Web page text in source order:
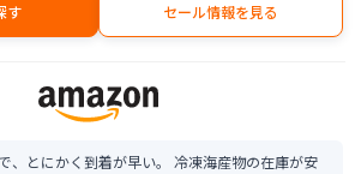
す セール情報を見る
、とにかく到着が早い。 冷凍海産物の在庫が安